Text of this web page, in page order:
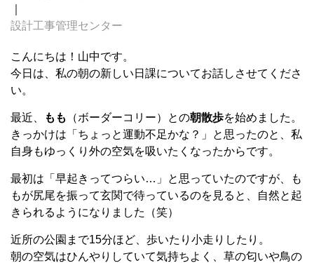
設計工事管理センター
こんにちは！山中です。
今日は、私の朝の新しい日課についてお話しさせてくださ
い。
最近、 もも （ボーダーコリー）との朝散歩を始めました。
きっかけは「ちょっと運動不足かな？」と思ったのと、私
自身もゆっくり外の空気を吸いたくなったからです。
最初は「早起きってつらい…」と思っていたのですが、も
もが尻尾を振って玄関で待っているのを見ると、自然と起
きられるようになりました（笑）
近所の公園まで15分ほど、歩いたり小走りしたり。
朝の空気はひんやりしていて気持ちよく、草の匂いや鳥の